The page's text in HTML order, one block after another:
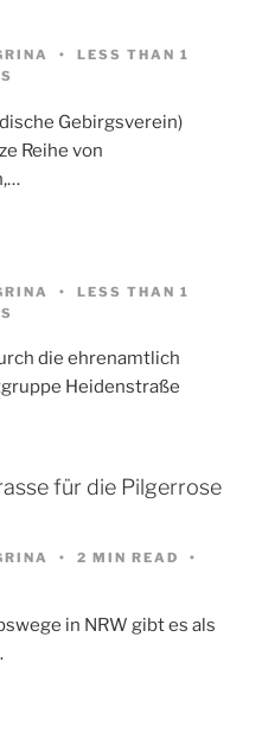
LESS THAN 1
Gebirgsverein)
Reihe von
LESS THAN 1
die ehrenamtlich
Heidenstraße
für die Pilgerrose
2 MIN READ
in NRW gibt es als